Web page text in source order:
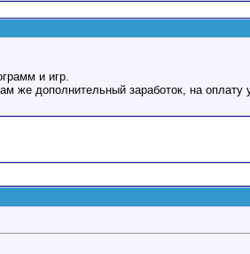
и игр.
же дополнительный заработок, на оплату